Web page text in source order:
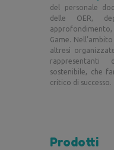
del personale
delle OER,
approfondimento,
Game.
altresì
sostenibile, che
critico di successo.
Prodotti